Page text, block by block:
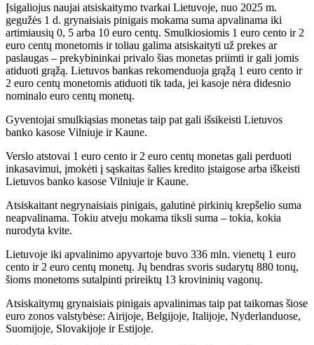
Įsigaliojus naujai atsiskaitymo tvarkai Lietuvoje, nuo 2025 m.
gegužės 1 d. grynaisiais pinigais mokama suma apvalinama iki
artimiausių 0, 5 arba 10 euro centų. Smulkiosiomis 1 euro cento ir 2
euro centų monetomis ir toliau galima atsiskaityti už prekes ar
paslaugas – prekybininkai privalo šias monetas priimti ir gali jomis
atiduoti grąžą. Lietuvos bankas rekomenduoja grąžą 1 euro cento ir
2 euro centų monetomis atiduoti tik tada, jei kasoje nėra didesnio
nominalo euro centų monetų.
Gyventojai smulkiąsias monetas taip pat gali išsikeisti Lietuvos
banko kasose Vilniuje ir Kaune.
Verslo atstovai 1 euro cento ir 2 euro centų monetas gali perduoti
inkasavimui, įmokėti į sąskaitas šalies kredito įstaigose arba iškeisti
Lietuvos banko kasose Vilniuje ir Kaune.
Atsiskaitant negrynaisiais pinigais, galutinė pirkinių krepšelio suma
neapvalinama. Tokiu atveju mokama tiksli suma – tokia, kokia
nurodyta kvite.
Lietuvoje iki apvalinimo apyvartoje buvo 336 mln. vienetų 1 euro
cento ir 2 euro centų monetų. Jų bendras svoris sudarytų 880 tonų,
šioms monetoms sutalpinti prireiktų 13 krovininių vagonų.
Atsiskaitymų grynaisiais pinigais apvalinimas taip pat taikomas šiose
euro zonos valstybėse: Airijoje, Belgijoje, Italijoje, Nyderlanduose,
Suomijoje, Slovakijoje ir Estijoje.